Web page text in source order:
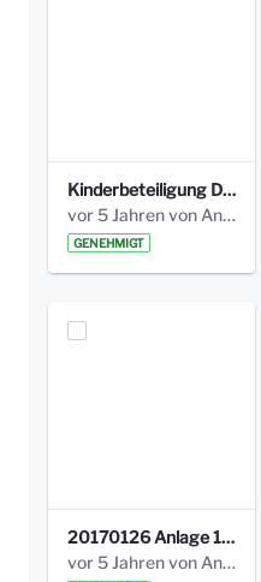
Kinderbeteiligung Dez. 17 _Abstimmung Klettergerüst.pdf
vor 5 Jahren von Anni Schlumberger
GENEHMIGT
20170126 Anlage 1_Kinderbeteiligung_Olga_Areal_Auswertung.pdf
vor 5 Jahren von Anni Schlumberger